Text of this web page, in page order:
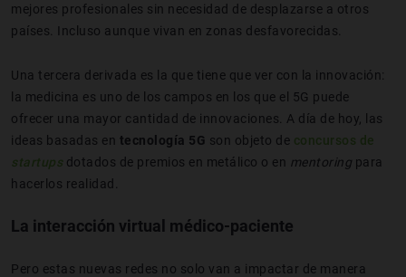
mejores profesionales sin necesidad de desplazarse a otros
países. Incluso aunque vivan en zonas desfavorecidas.
Una tercera derivada es la que tiene que ver con la innovación:
la medicina es uno de los campos en los que el 5G puede
ofrecer una mayor cantidad de innovaciones. A día de hoy, las
ideas basadas en tecnología 5G son objeto de concursos de
startups dotados de premios en metálico o en mentoring para
hacerlos realidad.
La interacción virtual médico-paciente
Pero estas nuevas redes no solo van a impactar de manera